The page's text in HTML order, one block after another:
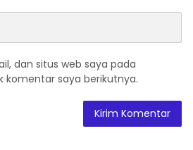
dan situs web saya pada
komentar saya berikutnya.